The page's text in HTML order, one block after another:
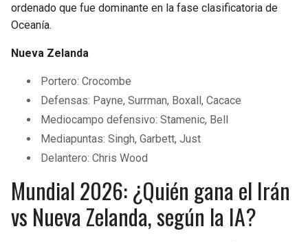
ordenado que fue dominante en la fase clasificatoria de
Oceanía.
Nueva Zelanda
Portero: Crocombe
Defensas: Payne, Surrman, Boxall, Cacace
Mediocampo defensivo: Stamenic, Bell
Mediapuntas: Singh, Garbett, Just
Delantero: Chris Wood
Mundial 2026: ¿Quién gana el Irán
vs Nueva Zelanda, según la IA?